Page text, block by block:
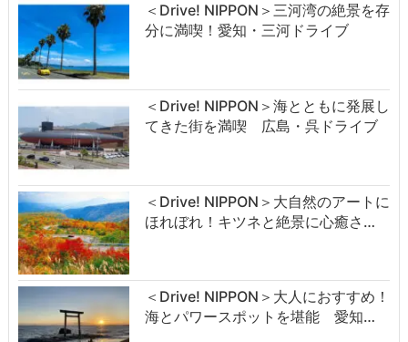
＜Drive! NIPPON＞三河湾の絶景を存
分に満喫！愛知・三河ドライブ
＜Drive! NIPPON＞海とともに発展し
てきた街を満喫 広島・呉ドライブ
＜Drive! NIPPON＞大自然のアートに
ほれぼれ！キツネと絶景に心癒さ…
＜Drive! NIPPON＞大人におすすめ！
海とパワースポットを堪能 愛知…